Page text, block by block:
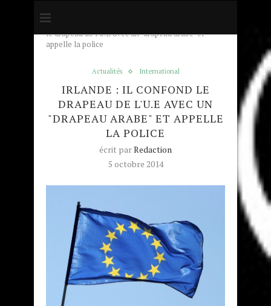
Accueil
le drapeau de l'U.E avec un "drapeau arabe" et
appelle la police
Actualités International
IRLANDE : IL CONFOND LE
DRAPEAU DE L'U.E AVEC UN
"DRAPEAU ARABE" ET APPELLE
LA POLICE
écrit parRedaction
5 octobre 2014